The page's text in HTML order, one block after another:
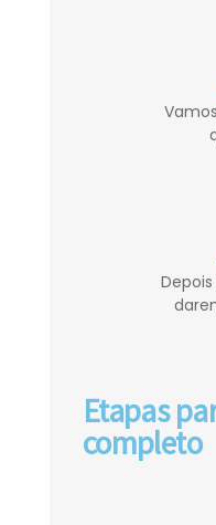
Etapas
completo